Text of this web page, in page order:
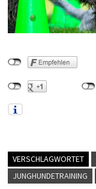
VERSCHLAGWORTET
JUNGHUNDETRAINING